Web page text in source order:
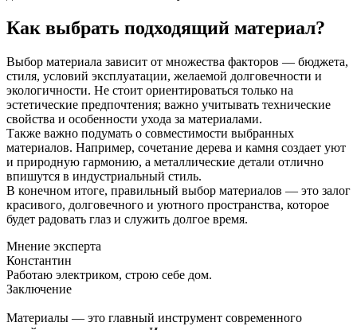
Как выбрать подходящий материал?
Выбор материала зависит от множества факторов — бюджета,
стиля, условий эксплуатации, желаемой долговечности и
экологичности. Не стоит ориентироваться только на
эстетические предпочтения; важно учитывать технические
свойства и особенности ухода за материалами.
Также важно подумать о совместимости выбранных
материалов. Например, сочетание дерева и камня создает уют
и природную гармонию, а металлические детали отлично
впишутся в индустриальный стиль.
В конечном итоге, правильный выбор материалов — это залог
красивого, долговечного и уютного пространства, которое
будет радовать глаз и служить долгое время.
Мнение эксперта
Константин
Работаю электриком, строю себе дом.
Заключение
Материалы — это главный инструмент современного